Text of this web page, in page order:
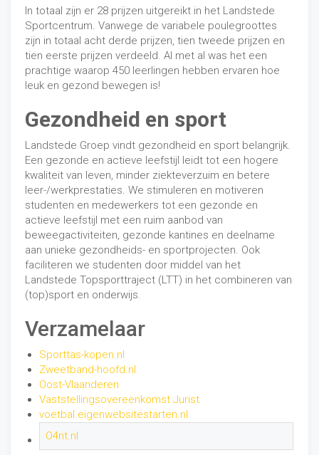
In totaal zijn er 28 prijzen uitgereikt in het Landstede
Sportcentrum. Vanwege de variabele poulegroottes
zijn in totaal acht derde prijzen, tien tweede prijzen en
tien eerste prijzen verdeeld. Al met al was het een
prachtige waarop 450 leerlingen hebben ervaren hoe
leuk en gezond bewegen is!
Gezondheid en sport
Landstede Groep vindt gezondheid en sport belangrijk.
Een gezonde en actieve leefstijl leidt tot een hogere
kwaliteit van leven, minder ziekteverzuim en betere
leer-/werkprestaties. We stimuleren en motiveren
studenten en medewerkers tot een gezonde en
actieve leefstijl met een ruim aanbod van
beweegactiviteiten, gezonde kantines en deelname
aan unieke gezondheids- en sportprojecten. Ook
faciliteren we studenten door middel van het
Landstede Topsporttraject (LTT) in het combineren van
(top)sport en onderwijs.
Verzamelaar
Sporttas-kopen.nl
Zweetband-hoofd.nl
Oost-Vlaanderen
Vaststellingsovereenkomst Jurist
voetbal.eigenwebsitestarten.nl
O4nt.nl